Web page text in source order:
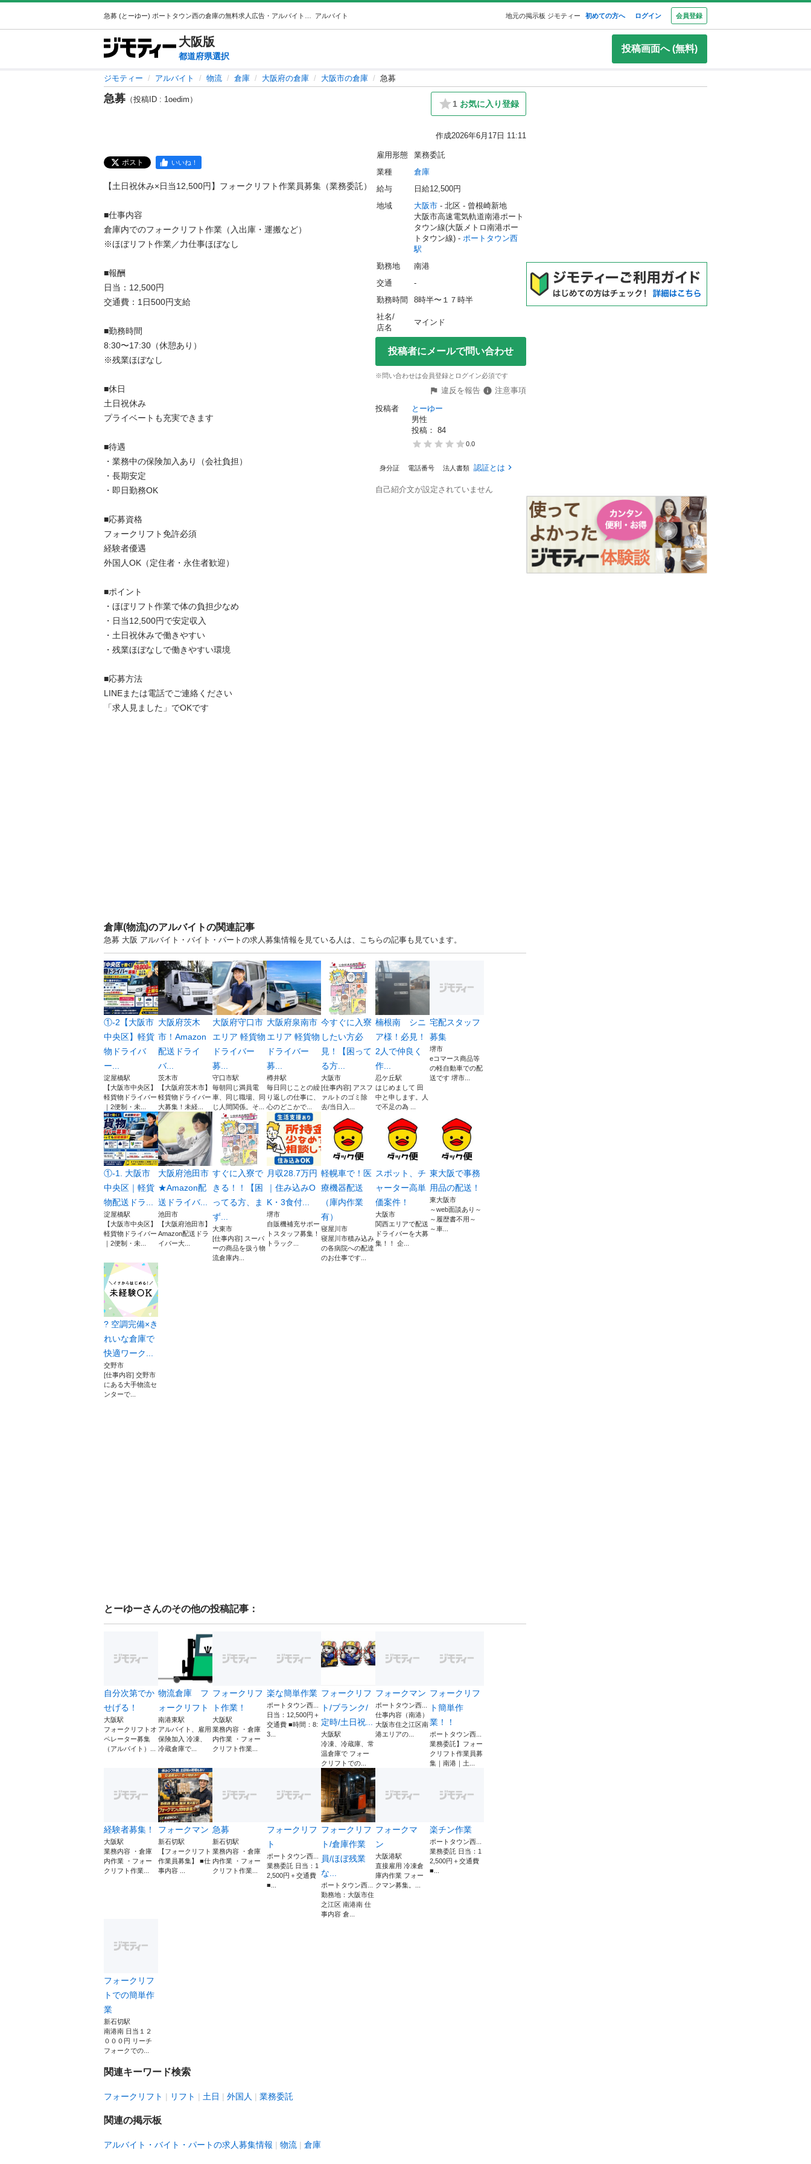
アルバイト 地元の掲示板 ジモティー 初めての方へ ログイン 会員登録
大阪版
都道府県選択
投稿画面へ (無料)
ジモティー アルバイト 物流 倉庫 大阪府の倉庫 大阪市の倉庫 急募
急募 （投稿ID : 1oedim） 1 お気に入り登録
作成2026年6月17日 11:11
ポスト いいね！
【土日祝休み×日当12,500円】フォークリフト作業員募集（業務委託）
■仕事内容
倉庫内でのフォークリフト作業（入出庫・運搬など）
※ほぼリフト作業／力仕事ほぼなし
■報酬
日当：12,500円
交通費：1日500円支給
■勤務時間
8:30〜17:30（休憩あり）
※残業ほぼなし
■休日
土日祝休み
プライベートも充実できます
■待遇
・業務中の保険加入あり（会社負担）
・長期安定
・即日勤務OK
■応募資格
フォークリフト免許必須
経験者優遇
外国人OK（定住者・永住者歓迎）
■ポイント
・ほぼリフト作業で体の負担少なめ
・日当12,500円で安定収入
・土日祝休みで働きやすい
・残業ほぼなしで働きやすい環境
■応募方法
LINEまたは電話でご連絡ください
「求人見ました」でOKです
雇用形態
業務委託
業種
倉庫
給与
日給12,500円
地域
大阪市 - 北区 - 曾根崎新地
大阪市高速電気軌道南港ポート
タウン線(大阪メトロ南港ポー
トタウン線) - ポートタウン西
駅
勤務地
南港
交通
-
勤務時間
8時半〜１７時半
社名/
店名
マインド
投稿者にメールで問い合わせ
※問い合わせは会員登録とログイン必須です
違反を報告
注意事項
投稿者
とーゆー
男性
投稿： 84
0.0
身分証 電話番号 法人書類 認証とは
自己紹介文が設定されていません
倉庫(物流)のアルバイトの関連記事
急募 大阪 アルバイト・バイト・パートの求人募集情報を見ている人は、こちらの記事も見ています。
①-2【大阪市
中央区】軽貨
物ドライバ
ー...
淀屋橋駅
【大阪市中央区】
軽貨物ドライバー
｜2便制・未...
大阪府茨木
市！Amazon
配送ドライ
バ...
茨木市
【大阪府茨木市】
軽貨物ドライバー
大募集！未経...
大阪府守口市
エリア 軽貨物
ドライバー
募...
守口市駅
毎朝同じ満員電
車、同じ職場、同
じ人間関係。そ...
大阪府泉南市
エリア 軽貨物
ドライバー
募...
樽井駅
毎日同じことの繰
り返しの仕事に、
心のどこかで...
今すぐに入寮
したい方必
見！【困って
る方...
大阪市
[仕事内容] アスフ
ァルトのゴミ除
去/当日入...
楠根南 シニ
ア様！必見！
2人で仲良く
作...
忍ケ丘駅
はじめまして 田
中と申します。人
で不足の為 ...
宅配スタッフ
募集
堺市
eコマース商品等
の軽自動車での配
送です 堺市...
①-1. 大阪市
中央区｜軽貨
物配送ドラ...
淀屋橋駅
【大阪市中央区】
軽貨物ドライバー
｜2便制・未...
大阪府池田市
★Amazon配
送ドライバ...
池田市
【大阪府池田市】
Amazon配送ドラ
イバー大...
すぐに入寮で
きる！！【困
ってる方、ま
ず...
大東市
[仕事内容] スーパ
ーの商品を扱う物
流倉庫内...
月収28.7万円
｜住み込みO
K・3食付...
堺市
自販機補充サポー
トスタッフ募集！
トラック...
軽幌車で！医
療機器配送
（庫内作業
有）
寝屋川市
寝屋川市積み込み
の各病院への配達
のお仕事です...
スポット、チ
ャーター高単
価案件！
大阪市
関西エリアで配送
ドライバーを大募
集！！ 企...
東大阪で事務
用品の配送！
東大阪市
～web面談あり～
～履歴書不用～
～車...
? 空調完備×き
れいな倉庫で
快適ワーク...
交野市
[仕事内容] 交野市
にある大手物流セ
ンターで...
とーゆーさんのその他の投稿記事：
自分次第でか
せげる！
大阪駅
フォークリフトオ
ペレーター募集
（アルバイト）...
物流倉庫 フ
ォークリフト
南港東駅
アルバイト、雇用
保険加入 冷凍、
冷蔵倉庫で...
フォークリフ
ト作業！
大阪駅
業務内容 ・倉庫
内作業 ・フォー
クリフト作業...
楽な簡単作業
ポートタウン西...
日当：12,500円＋
交通費 ■時間：8:
3...
フォークリフ
ト/ブランク/
定時/土日祝...
大阪駅
冷凍、冷蔵庫、常
温倉庫で フォー
クリフトでの...
フォークマン
ポートタウン西...
仕事内容（南港）
大阪市住之江区南
港エリアの...
フォークリフ
ト簡単作
業！！
ポートタウン西...
業務委託】フォー
クリフト作業員募
集｜南港｜土...
経験者募集！
大阪駅
業務内容 ・倉庫
内作業 ・フォー
クリフト作業...
フォークマン
新石切駅
【フォークリフト
作業員募集】 ■仕
事内容 ...
急募
新石切駅
業務内容 ・倉庫
内作業 ・フォー
クリフト作業...
フォークリフ
ト
ポートタウン西...
業務委託 日当：1
2,500円＋交通費
■...
フォークリフ
ト/倉庫作業
員/ほぼ残業
な...
ポートタウン西...
勤務地：大阪市住
之江区 南港南 仕
事内容 倉...
フォークマ
ン
大阪港駅
直接雇用 冷凍倉
庫内作業 フォー
クマン募集。...
楽チン作業
ポートタウン西...
業務委託 日当：1
2,500円＋交通費
■...
フォークリフ
トでの簡単作
業
新石切駅
南港南 日当１２
０００円 リーチ
フォークでの...
関連キーワード検索
フォークリフト リフト 土日 外国人 業務委託
関連の掲示板
アルバイト・バイト・パートの求人募集情報 物流 倉庫